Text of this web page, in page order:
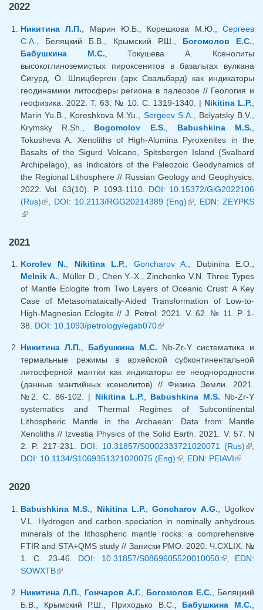
2022
Никитина Л.П. , Марин Ю.Б., Корешкова М.Ю.,Сергеев
С.А.
, Беляцкий Б.В., Крымский Р.Ш., Богомолов Е.С.
Бабушкина М.С. , Токушева А. Ксенолиты
высокоглиноземистых пироксенитов в базальтах вулкана
Сигурд, О. Шпицберген (арх Свальбард) как индикаторы
геодинамики литосферы региона в палеозое // Геология и
геофизика. 2022. Т. 63. № 10. С. 1319-1340. | Nikitina L.P.
Marin Yu.B., Koreshkova M.Yu., Sergeev S.A.
, Belyatsky B.V.,
Krymsky R.Sh., Bogomolov E.S. Babushkina M.S.
Tokusheva A. Xenoliths of High-Alumina Pyroxenites in the
Basalts of the Sigurd Volcano, Spitsbergen Island (Svalbard
Archipelago), as Indicators of the Paleozoic Geodynamics of
the Regional Lithosphere // Russian Geology and Geophysics.
2022. Vol. 63(10). P. 1093-1110. DOI: 10.15372/GiG2022106
(Rus)(внешняя ссылка)
DOI: 10.2113/RGG20214389 (Eng)(внешняя
EDN: ZEYPKS
(внешняя ссылка)
2021
Korolev N., Nikitina L.P., Goncharov A., Dubinina E.O.,
Melnik A., Müller D., Chen Y.-X., Zinchenko V.N. Three Types
of Mantle Eclogite from Two Layers of Oceanic Crust: A Key
Case of Metasomataically-Aided Transformation of Low-to-
High-Magnesian Eclogite // J. Petrol. 2021. V. 62. № 11. P. 1-
38. DOI: 10.1093/petrology/egab070(внешняя ссылка)
Никитина Л.П., Бабушкина М.С. Nb-Zr-Y систематика и
термальные режимы в архейской субконтинентальной
литосферной мантии как индикаторы ее неоднородности
(данные мантийных ксенолитов) // Физика Земли. 2021.
№2. С. 86-102. | Nikitina L.P., Babushkina M.S. Nb-Zr-Y
systematics and Thermal Regimes of Subcontinental
Lithospheric Mantle in the Archaean: Data from Mantle
Xenoliths // Izvestia Physics of the Solid Earth. 2021. V. 57. N
2. P. 217-231. DOI: 10.31857/S0002333721020071 (Rus)
,
DOI: 10.1134/S1069351321020075 (Eng)(внешняя ссылка)
, EDN: PEIAVI
2020
Babushkina M.S. Nikitina L.P. ,Goncharov A.G. , Ugolkov
V.L. Hydrogen and carbon speciation in nominally anhydrous
minerals of the lithospheric mantle rocks: a comprehensive
FTIR and STA+QMS study // Записки РМО. 2020. Ч.CXLIX. №
1. С. 23-46. DOI: 10.31857/S0869605520010050(внешняя
, EDN:
SOWXTB(внешняя ссылка)
Никитина Л.П. Гончаров А.Г. Богомолов Е.С. , Беляцкий
Б.В., Крымский Р.Ш., Приходько В.С., Бабушкина М.С.